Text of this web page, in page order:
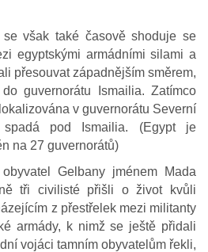
však také časově shoduje se
egyptskými armádními silami a
přesouvat západnějším směrem,
guvernorátu Ismailia. Zatímco
v guvernorátu Severní
spadá pod Ismailia. (Egypt je
na 27 guvernorátů)
Gelbany jménem Mada
tři civilisté přišli o život kvůli
z přestřelek mezi militanty
armády, k nimž se ještě přidali
vojáci tamním obyvatelům řekli,